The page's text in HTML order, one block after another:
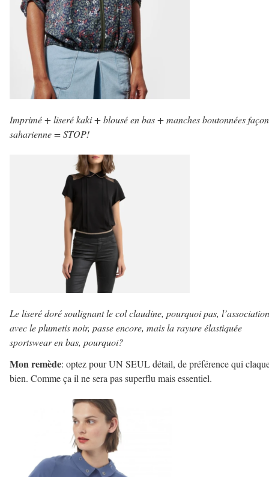
Imprimé + liseré kaki + blousé en bas + manches boutonnées façon
saharienne = STOP!
Le liseré doré soulignant le col claudine, pourquoi pas, l’association
avec le plumetis noir, passe encore, mais la rayure élastiquée
sportswear en bas, pourquoi?
Mon remède: optez pour UN SEUL détail, de préférence qui
bien. Comme ça il ne sera pas superflu mais essentiel.